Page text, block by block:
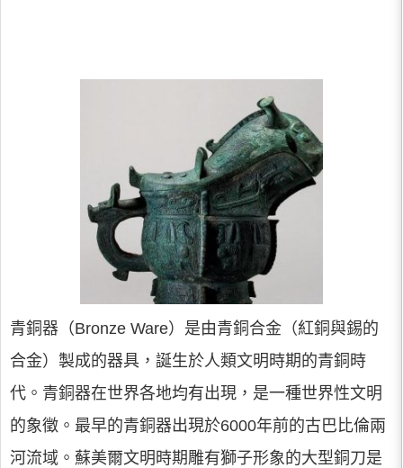
青銅器（Bronze Ware）是由青銅合金（紅銅與錫的
合金）製成的器具，誕生於人類文明時期的青銅時
代。青銅器在世界各地均有出現，是一種世界性文明
的象徵。最早的青銅器出現於6000年前的古巴比倫兩
河流域。蘇美爾文明時期雕有獅子形象的大型銅刀是